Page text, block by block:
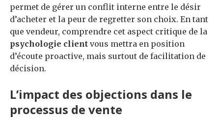
permet de gérer un conflit interne entre le désir
d’acheter et la peur de regretter son choix. En tant
que vendeur, comprendre cet aspect critique de la
psychologie client vous mettra en position
d’écoute proactive, mais surtout de facilitation de
décision.
L’impact des objections dans le
processus de vente